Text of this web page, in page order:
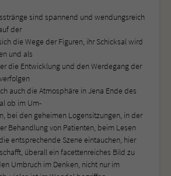
sind spannend und wendungsreich
der
die Wege der Figuren, ihr Schicksal wird
und als
die Entwicklung und den Werdegang der
auch die Atmosphäre in Jena Ende des
ob im Um-
bei den geheimen Logensitzungen, in der
Behandlung von Patienten, beim Lesen
entsprechende Szene eintauchen, hier
überall ein facettenreiches Bild zu
Umbruch im Denken, nicht nur im